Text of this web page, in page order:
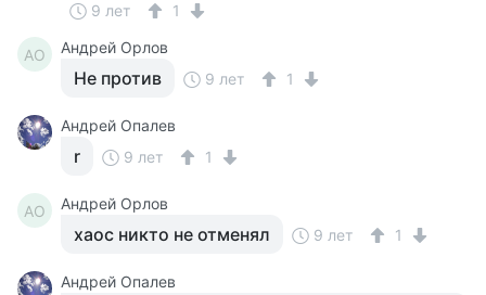
9 лет 1
АО Андрей Орлов
Не против 9 лет 1
Андрей Опалев
r 9 лет 1
АО Андрей Орлов
хаос никто не отменял 9 лет 1
Андрей Опалев